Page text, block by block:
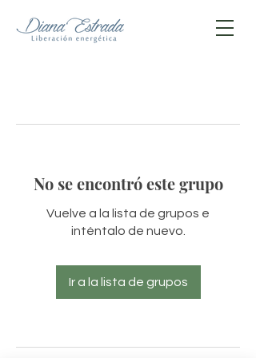
No se encontró este grupo
Vuelve a la lista de grupos e
inténtalo de nuevo.
Ir a la lista de grupos